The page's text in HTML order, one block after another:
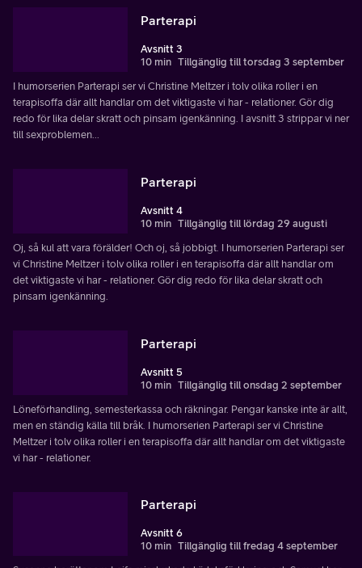
Parterapi
Avsnitt 3
10 min Tillgänglig till torsdag 3 september
I humorserien Parterapi ser vi Christine Meltzer i tolv olika roller i en
terapisoffa där allt handlar om det viktigaste vi har - relationer. Gör dig
redo för lika delar skratt och pinsam igenkänning. I avsnitt 3 strippar vi ner
till sexproblemen...
Parterapi
Avsnitt 4
10 min Tillgänglig till lördag 29 augusti
Oj, så kul att vara förälder! Och oj, så jobbigt. I humorserien Parterapi ser
vi Christine Meltzer i tolv olika roller i en terapisoffa där allt handlar om
det viktigaste vi har - relationer. Gör dig redo för lika delar skratt och
pinsam igenkänning.
Parterapi
Avsnitt 5
10 min Tillgänglig till onsdag 2 september
Löneförhandling, semesterkassa och räkningar. Pengar kanske inte är allt,
men en ständig källa till bråk. I humorserien Parterapi ser vi Christine
Meltzer i tolv olika roller i en terapisoffa där allt handlar om det viktigaste
vi har - relationer.
Parterapi
Avsnitt 6
10 min Tillgänglig till fredag 4 september